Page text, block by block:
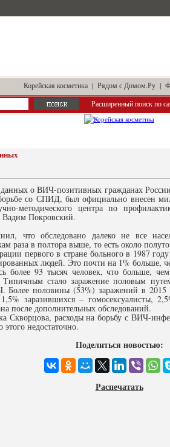
Корейская косметика | Рядом с Домом.Ру |
Расширенный поиск по
данных о ВИЧ-позитивных гражданах
со СПИД, был официально внесен
методического центра по
Вадим Покровский.
что обследовано далеко не все
раза в полтора выше, то есть около
первого в стране больного в 1987
людей. Это почти на 1% больше,
более 93 тысяч человек, что больше,
Типичным стало заражение половым
Более половины (53%) заражений в
заразившихся – гомосексуалисты,
после дополнительных обследований.
Скворцова, расходы на борьбу с ВИЧ-
недостаточно.
Поделиться новостью:
Распечатать